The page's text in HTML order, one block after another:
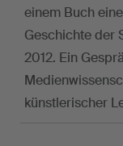
einem Buch
Geschichte der
2012. Ein
künstlerischer